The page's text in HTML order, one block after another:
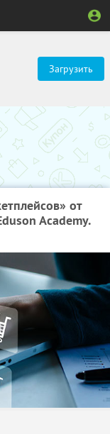
Загрузить
от
Academy.